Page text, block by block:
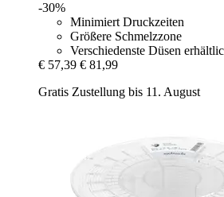
-30%
Minimiert Druckzeiten
Größere Schmelzzone
Verschiedenste Düsen
€ 57,39 € 81,99
Gratis Zustellung bis 11. August